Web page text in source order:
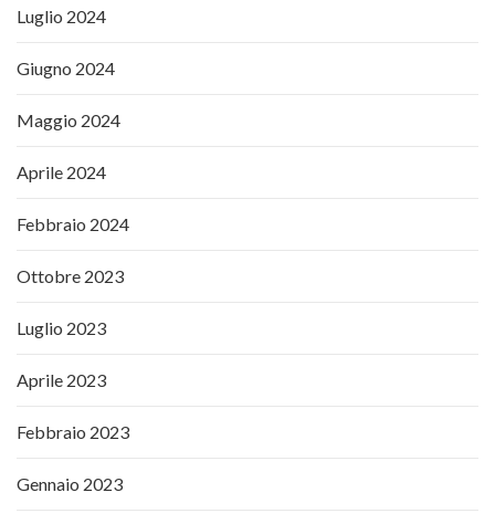
Luglio 2024
Giugno 2024
Maggio 2024
Aprile 2024
Febbraio 2024
Ottobre 2023
Luglio 2023
Aprile 2023
Febbraio 2023
Gennaio 2023